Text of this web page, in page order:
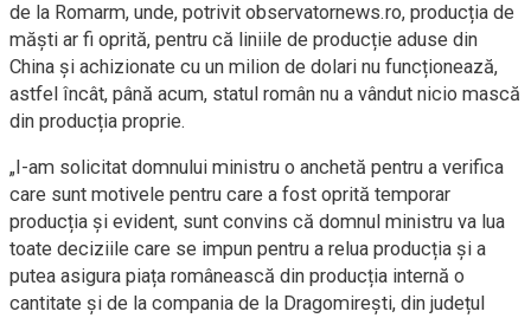
de la Romarm, unde, potrivit observatornews.ro, producția de
măști ar fi oprită, pentru că liniile de producție aduse din
China și achizionate cu un milion de dolari nu funcționează,
astfel încât, până acum, statul român nu a vândut nicio mască
din producția proprie.
„I-am solicitat domnului ministru o anchetă pentru a verifica
care sunt motivele pentru care a fost oprită temporar
producția și evident, sunt convins că domnul ministru va lua
toate deciziile care se impun pentru a relua producția și a
putea asigura piața românească din producția internă o
cantitate și de la compania de la Dragomirești, din județul